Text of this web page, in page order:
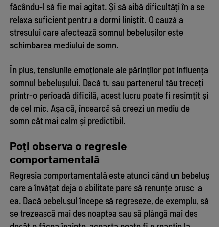
făcându-l să fie mai agitat. Și să aibă dificultăți în a se
relaxa suficient pentru a dormi liniștit. O cauză a
stresului care afectează somnul bebelușilor este
schimbarea mediului de somn.
În plus, tensiunile emoționale ale părinților pot influența
somnul bebelușului. Dacă tu sau partenerul tău treceți
printr-o perioadă dificilă, acest lucru poate fi resimțit și
de cel mic. Așa că, încearcă să creezi un mediu de
somn cât mai calm și predictibil.
Poți observa o regresie
comportamentală
Regresia comportamentală este atunci când un bebeluș
care a învățat deja o abilitate pare să renunțe brusc la
ea. Dacă bebelușul începe să regreseze, de exemplu, să
se trezească mai des noaptea sau să plângă mai des